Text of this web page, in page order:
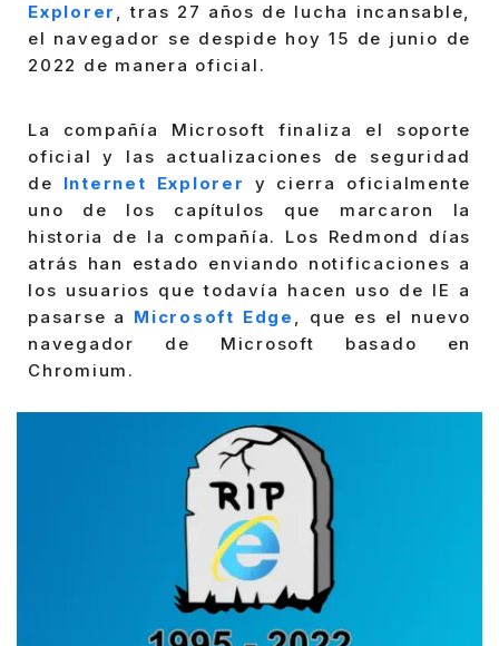
Explorer , tras 27 años de lucha incansable,
el navegador se despide hoy 15 de junio de
2022 de manera oficial.
La compañía Microsoft finaliza el soporte
oficial y las actualizaciones de seguridad
de Internet Explorer
y cierra oficialmente
uno de los capítulos que marcaron la
historia de la compañía. Los Redmond días
atrás han estado enviando notificaciones a
los usuarios que todavía hacen uso de IE a
pasarse a Microsoft Edge , que es el nuevo
navegador de Microsoft basado en
Chromium.